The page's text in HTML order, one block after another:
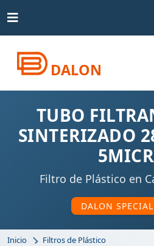
DALON
TUBO
SINTERIZADO
Filtro de Plástico en
DALON
Inicio
Filtros de Plástico